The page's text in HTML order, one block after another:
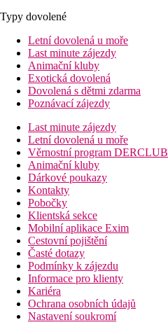
Typy dovolené
Letní dovolená u moře
Last minute zájezdy
Animační kluby
Exotická dovolená
Dovolená s dětmi zdarma
Poznávací zájezdy
Last minute zájezdy
Letní dovolená u moře
Věrnostní program DERCLUB
Animační kluby
Dárkové poukazy
Kontakty
Pobočky
Klientská sekce
Mobilní aplikace Exim
Cestovní pojištění
Časté dotazy
Podmínky k zájezdu
Informace pro klienty
Kariéra
Ochrana osobních údajů
Nastavení soukromí